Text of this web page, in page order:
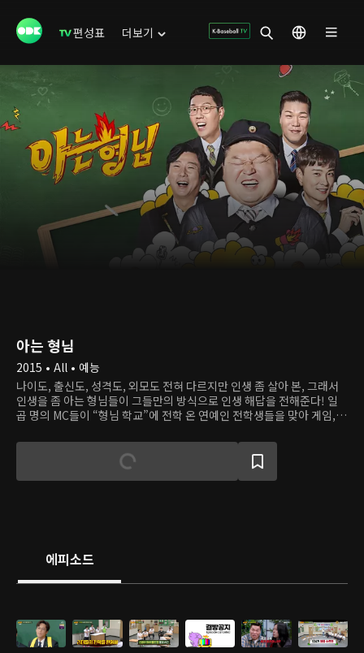
편성표 더보기
아는 형님
2015 • All • 예능
나이도, 출신도, 성격도, 외모도 전혀 다르지만 인생 좀 살아 본, 그래서
인생을 좀 아는 형님들이 그들만의 방식으로 인생 해답을 전해준다! 일
곱 명의 MC들이 “형님 학교”에 전학 온 연예인 전학생들을 맞아 게임,
에피소드